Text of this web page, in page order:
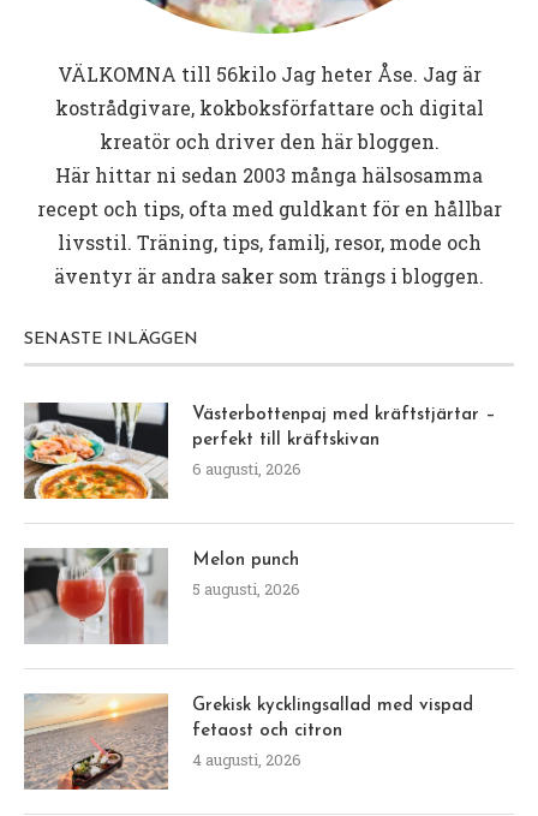
VÄLKOMNA till 56kiloJag heter Åse. Jag är
kostrådgivare, kokboksförfattare och digital
kreatör och driver den här bloggen.
Här hittar ni sedan 2003 många hälsosamma
recept och tips, ofta med guldkant för en hållbar
livsstil. Träning, tips, familj, resor, mode och
äventyr är andra saker som trängs i bloggen.
SENASTE INLÄGGEN
Västerbottenpaj med kräftstjärtar –
perfekt till kräftskivan
6 augusti, 2026
Melon punch
5 augusti, 2026
Grekisk kycklingsallad med vispad
fetaost och citron
4 augusti, 2026